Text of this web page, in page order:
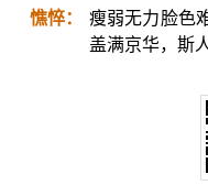
憔悴：
瘦弱无力脸色
盖满京华，斯